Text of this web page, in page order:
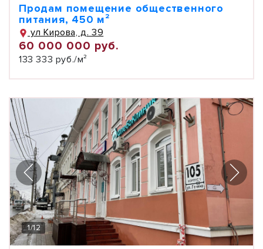
Продам помещение общественного
питания, 450 м²
ул Кирова, д. 39
60 000 000 руб.
133 333 руб./м²
1/12